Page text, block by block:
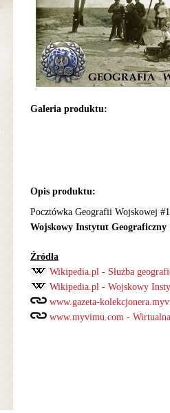
Galeria produktu:
Opis produktu:
Pocztówka Geografii Wojskowej
Wojskowy Instytut Geograficzny
Źródła
Wikipedia.pl - Służba
Wikipedia.pl - Wojskowy
www.gazeta-
www.myvimu.com -